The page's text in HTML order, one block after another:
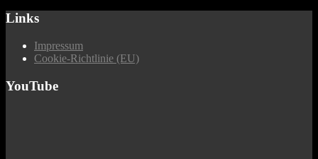
Links
Impressum
Cookie-Richtlinie (EU)
YouTube